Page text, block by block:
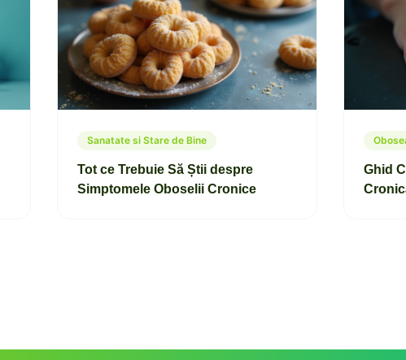
Sanatate si Stare de Bine
Tot ce Trebuie Să Știi despre
Simptomele Oboselii Cronice
Ghid